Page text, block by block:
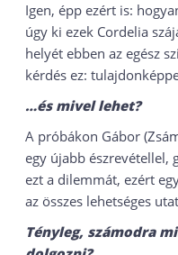
Igen, épp ezért is:
úgy ki ezek Cordelia
helyét ebben az egész
kérdés ez:
…és mivel lehet?
A próbákon Gábor
egy újabb észrevétellel,
ezt a dilemmát, ezért
az összes lehetséges
Tényleg, számodra